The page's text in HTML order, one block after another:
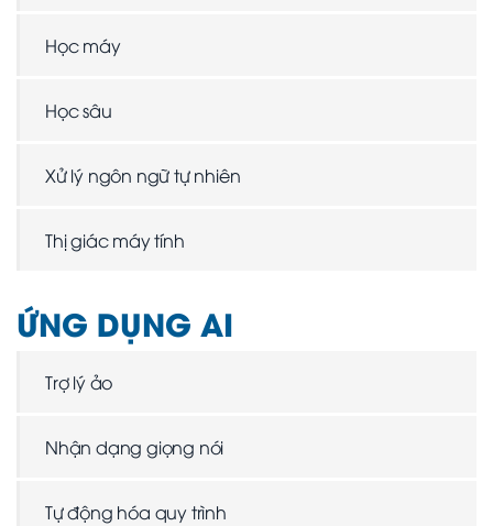
Học máy
Học sâu
Xử lý ngôn ngữ tự nhiên
Thị giác máy tính
ỨNG DỤNG AI
Trợ lý ảo
Nhận dạng giọng nói
Tự động hóa quy trình